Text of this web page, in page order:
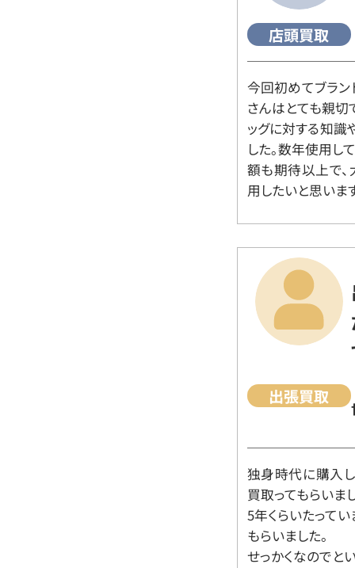
店頭買取
今回初めてブラン
さんはとても親切
ッグに対する知識
した。数年使用し
額も期待以上で、
用したいと思いま
出張買取
独身時代に購入
買取ってもらいま
5年くらいたって
もらいました。
せっかくなのでと